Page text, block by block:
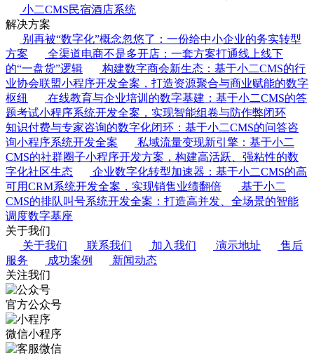
小二CMS民宿酒店系统
解决方案
别再被“数字化”概念忽悠了：一份给中小企业的务实转型
方案
全渠道电商不是多开店：一套方案打通线上线下
的“一盘货”逻辑
构建数字商会新生态：基于小二CMS的行
业协会联盟小程序开发全案，打造资源聚合与商业赋能的数字
枢纽
在线教育与企业培训的数字基建：基于小二CMS的答
题考试小程序系统开发全案，实现智能组卷与防作弊闭环
知识付费与专家咨询的数字化闭环：基于小二CMS的问答咨
询小程序系统开发全案
私域流量变现新引擎：基于小二
CMS的社群圈子小程序开发方案，构建高活跃、强粘性的数
字化社区生态
企业数字化转型加速器：基于小二CMS的高
可用CRM系统开发全案，实现销售业绩翻倍
基于小二
CMS的排队叫号系统开发全案：打造高并发、全场景的智能
调度数字基座
关于我们
关于我们
联系我们 加入我们 演示地址
售后
服务
成功案例
新闻动态
关注我们
官方公众号
微信小程序